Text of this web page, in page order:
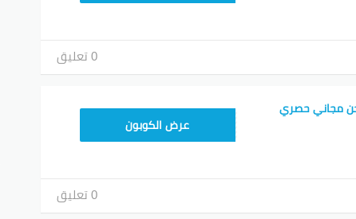
0 تعليق
مجاني حصري
HD253عرض الكوبون
0 تعليق